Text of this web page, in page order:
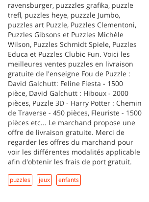
ravensburger, puzzzles grafika, puzzle
trefl, puzzles heye, puzzzle Jumbo,
puzzles art Puzzle, Puzzles Clementoni,
Puzzles Gibsons et Puzzles Michèle
Wilson, Puzzles Schmidt Spiele, Puzzles
Educa et Puzzles Clubic Fun. Voici les
meilleures ventes puzzles en livraison
gratuite de l'enseigne Fou de Puzzle :
David Galchutt: Feline Fiesta - 1500
pièce, David Galchutt : Hiboux - 2000
pièces, Puzzle 3D - Harry Potter : Chemin
de Traverse - 450 pièces, Fleuriste - 1500
pièces etc... Le marchand propose une
offre de livraison gratuite. Merci de
regarder les offres du marchand pour
voir les différentes modalités applicable
afin d'obtenir les frais de port gratuit.
puzzles jeux enfants